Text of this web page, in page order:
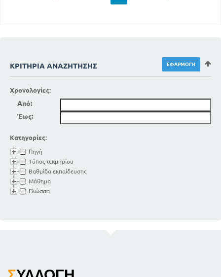
ΚΡΙΤΉΡΙΑ ΑΝΑΖΉΤΗΣΗΣ
Χρονολογίες:
Από:
Έως:
Κατηγορίες:
Πηγή
Τύπος τεκμηρίου
Βαθμίδα εκπαίδευσης
Μάθημα
Γλώσσα